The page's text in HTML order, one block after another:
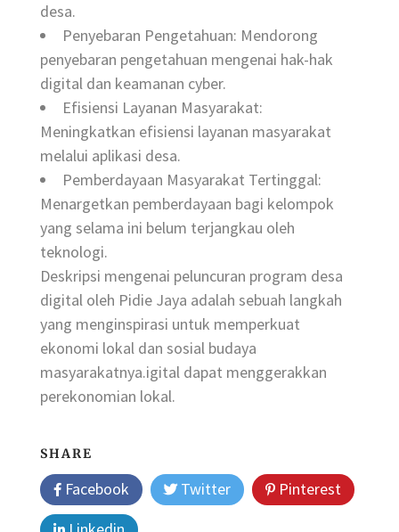
desa.
Penyebaran Pengetahuan: Mendorong
penyebaran pengetahuan mengenai hak-hak
digital dan keamanan cyber.
Efisiensi Layanan Masyarakat:
Meningkatkan efisiensi layanan masyarakat
melalui aplikasi desa.
Pemberdayaan Masyarakat Tertinggal:
Menargetkan pemberdayaan bagi kelompok
yang selama ini belum terjangkau oleh
teknologi.
Deskripsi mengenai peluncuran program desa
digital oleh Pidie Jaya adalah sebuah langkah
yang menginspirasi untuk memperkuat
ekonomi lokal dan sosial budaya
masyarakatnya.igital dapat menggerakkan
perekonomian lokal.
SHARE
Facebook Twitter
Pinterest